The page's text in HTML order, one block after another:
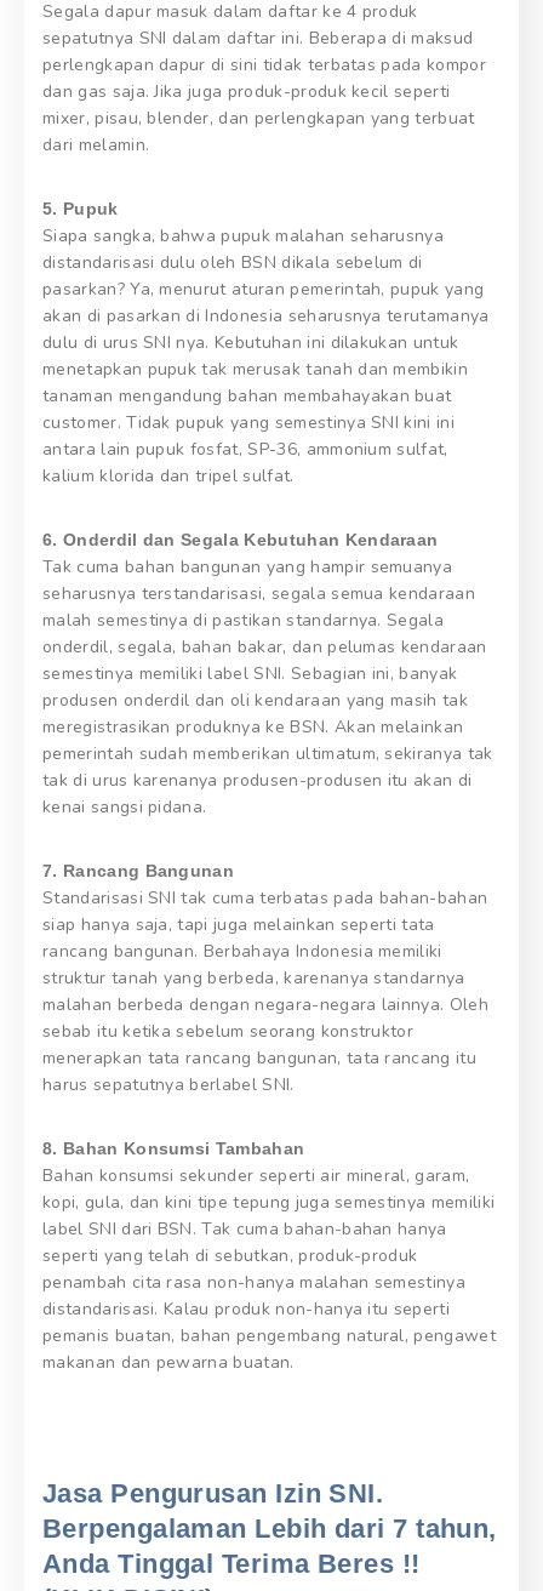
Segala dapur masuk dalam daftar ke 4 produk
sepatutnya SNI dalam daftar ini. Beberapa di maksud
perlengkapan dapur di sini tidak terbatas pada kompor
dan gas saja. Jika juga produk-produk kecil seperti
mixer, pisau, blender, dan perlengkapan yang terbuat
dari melamin.
5. Pupuk
Siapa sangka, bahwa pupuk malahan seharusnya
distandarisasi dulu oleh BSN dikala sebelum di
pasarkan? Ya, menurut aturan pemerintah, pupuk yang
akan di pasarkan di Indonesia seharusnya terutamanya
dulu di urus SNI nya. Kebutuhan ini dilakukan untuk
menetapkan pupuk tak merusak tanah dan membikin
tanaman mengandung bahan membahayakan buat
customer. Tidak pupuk yang semestinya SNI kini ini
antara lain pupuk fosfat, SP-36, ammonium sulfat,
kalium klorida dan tripel sulfat.
6. Onderdil dan Segala Kebutuhan Kendaraan
Tak cuma bahan bangunan yang hampir semuanya
seharusnya terstandarisasi, segala semua kendaraan
malah semestinya di pastikan standarnya. Segala
onderdil, segala, bahan bakar, dan pelumas kendaraan
semestinya memiliki label SNI. Sebagian ini, banyak
produsen onderdil dan oli kendaraan yang masih tak
meregistrasikan produknya ke BSN. Akan melainkan
pemerintah sudah memberikan ultimatum, sekiranya tak
tak di urus karenanya produsen-produsen itu akan di
kenai sangsi pidana.
7. Rancang Bangunan
Standarisasi SNI tak cuma terbatas pada bahan-bahan
siap hanya saja, tapi juga melainkan seperti tata
rancang bangunan. Berbahaya Indonesia memiliki
struktur tanah yang berbeda, karenanya standarnya
malahan berbeda dengan negara-negara lainnya. Oleh
sebab itu ketika sebelum seorang konstruktor
menerapkan tata rancang bangunan, tata rancang itu
harus sepatutnya berlabel SNI.
8. Bahan Konsumsi Tambahan
Bahan konsumsi sekunder seperti air mineral, garam,
kopi, gula, dan kini tipe tepung juga semestinya memiliki
label SNI dari BSN. Tak cuma bahan-bahan hanya
seperti yang telah di sebutkan, produk-produk
penambah cita rasa non-hanya malahan semestinya
distandarisasi. Kalau produk non-hanya itu seperti
pemanis buatan, bahan pengembang natural, pengawet
makanan dan pewarna buatan.
Jasa Pengurusan Izin SNI.
Berpengalaman Lebih dari 7 tahun,
Anda Tinggal Terima Beres !!